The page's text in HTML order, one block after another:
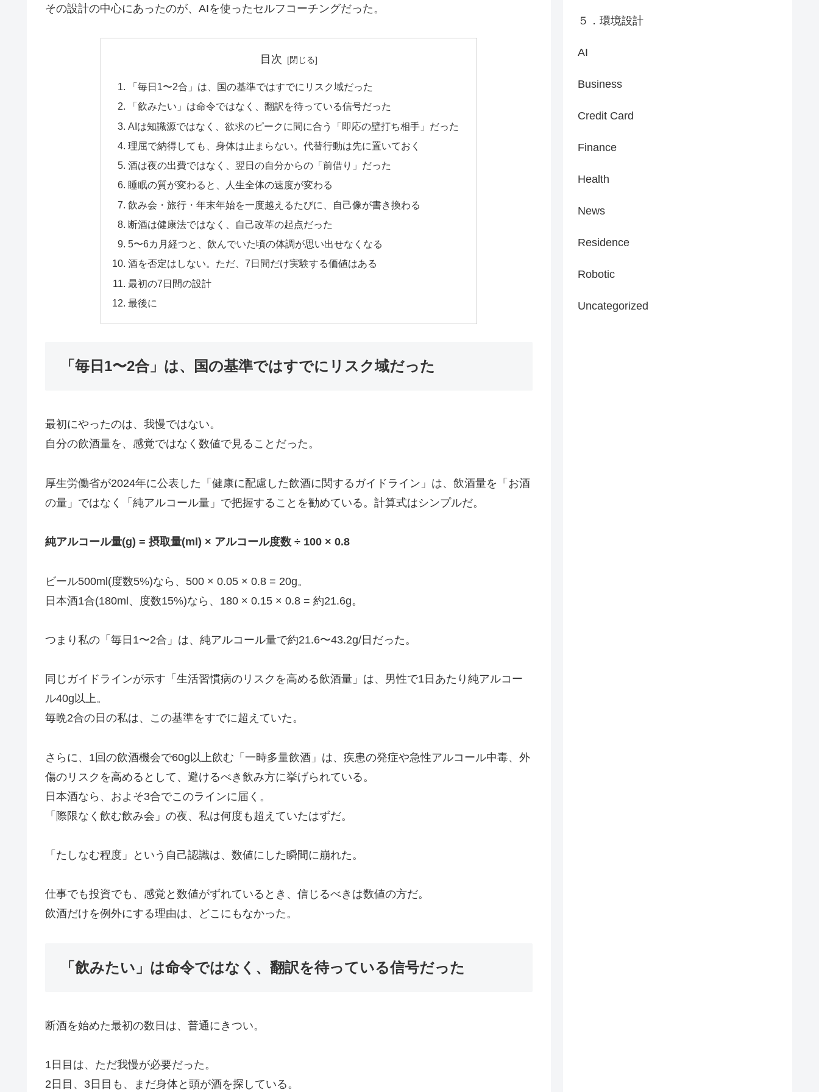
その設計の中心にあったのが、AIを使ったセルフコーチングだった。
目次
「毎日1〜2合」は、国の基準ではすでにリスク域だった
「飲みたい」は命令ではなく、翻訳を待っている信号だった
AIは知識源ではなく、欲求のピークに間に合う「即応の壁打ち相手」だった
理屈で納得しても、身体は止まらない。代替行動は先に置いておく
酒は夜の出費ではなく、翌日の自分からの「前借り」だった
睡眠の質が変わると、人生全体の速度が変わる
飲み会・旅行・年末年始を一度越えるたびに、自己像が書き換わる
断酒は健康法ではなく、自己改革の起点だった
5〜6カ月経つと、飲んでいた頃の体調が思い出せなくなる
酒を否定はしない。ただ、7日間だけ実験する価値はある
最初の7日間の設計
最後に
「毎日1〜2合」は、国の基準ではすでにリスク域だった
最初にやったのは、我慢ではない。
自分の飲酒量を、感覚ではなく数値で見ることだった。
厚生労働省が2024年に公表した「健康に配慮した飲酒に関するガイドライン」は、飲酒量を「お酒
の量」ではなく「純アルコール量」で把握することを勧めている。計算式はシンプルだ。
純アルコール量(g) = 摂取量(ml) × アルコール度数 ÷ 100 × 0.8
ビール500ml(度数5%)なら、500 × 0.05 × 0.8 = 20g。
日本酒1合(180ml、度数15%)なら、180 × 0.15 × 0.8 = 約21.6g。
つまり私の「毎日1〜2合」は、純アルコール量で約21.6〜43.2g/日だった。
同じガイドラインが示す「生活習慣病のリスクを高める飲酒量」は、男性で1日あたり純アルコー
ル40g以上。
毎晩2合の日の私は、この基準をすでに超えていた。
さらに、1回の飲酒機会で60g以上飲む「一時多量飲酒」は、疾患の発症や急性アルコール中毒、外
傷のリスクを高めるとして、避けるべき飲み方に挙げられている。
日本酒なら、およそ3合でこのラインに届く。
「際限なく飲む飲み会」の夜、私は何度も超えていたはずだ。
「たしなむ程度」という自己認識は、数値にした瞬間に崩れた。
仕事でも投資でも、感覚と数値がずれているとき、信じるべきは数値の方だ。
飲酒だけを例外にする理由は、どこにもなかった。
「飲みたい」は命令ではなく、翻訳を待っている信号だった
断酒を始めた最初の数日は、普通にきつい。
1日目は、ただ我慢が必要だった。
2日目、3日目も、まだ身体と頭が酒を探している。
５．環境設計
AI
Business
Credit Card
Finance
Health
News
Residence
Robotic
Uncategorized